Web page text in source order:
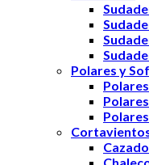
Polares y